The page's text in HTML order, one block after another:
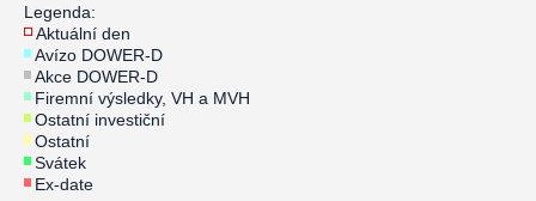
Legenda:
Aktuální den
Avízo DOWER-D
Akce DOWER-D
Firemní výsledky, VH a MVH
Ostatní investiční
Ostatní
Svátek
Ex-date